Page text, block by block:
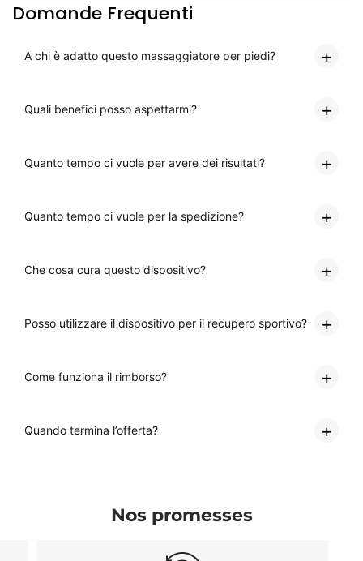
Domande Frequenti
A chi è adatto questo massaggiatore per piedi?
Quali benefici posso aspettarmi?
Quanto tempo ci vuole per avere dei risultati?
Quanto tempo ci vuole per la spedizione?
Che cosa cura questo dispositivo?
Posso utilizzare il dispositivo per il recupero sportivo?
Come funziona il rimborso?
Quando termina l’offerta?
Nos promesses